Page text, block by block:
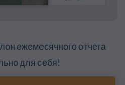
ежемесячного отчета
для себя!